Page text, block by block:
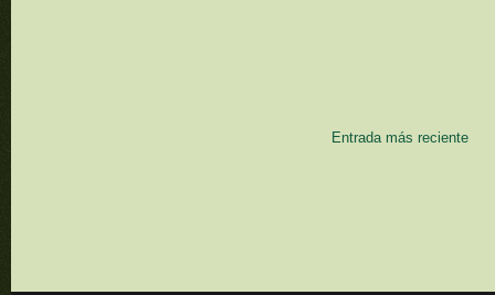
Entrada más reciente